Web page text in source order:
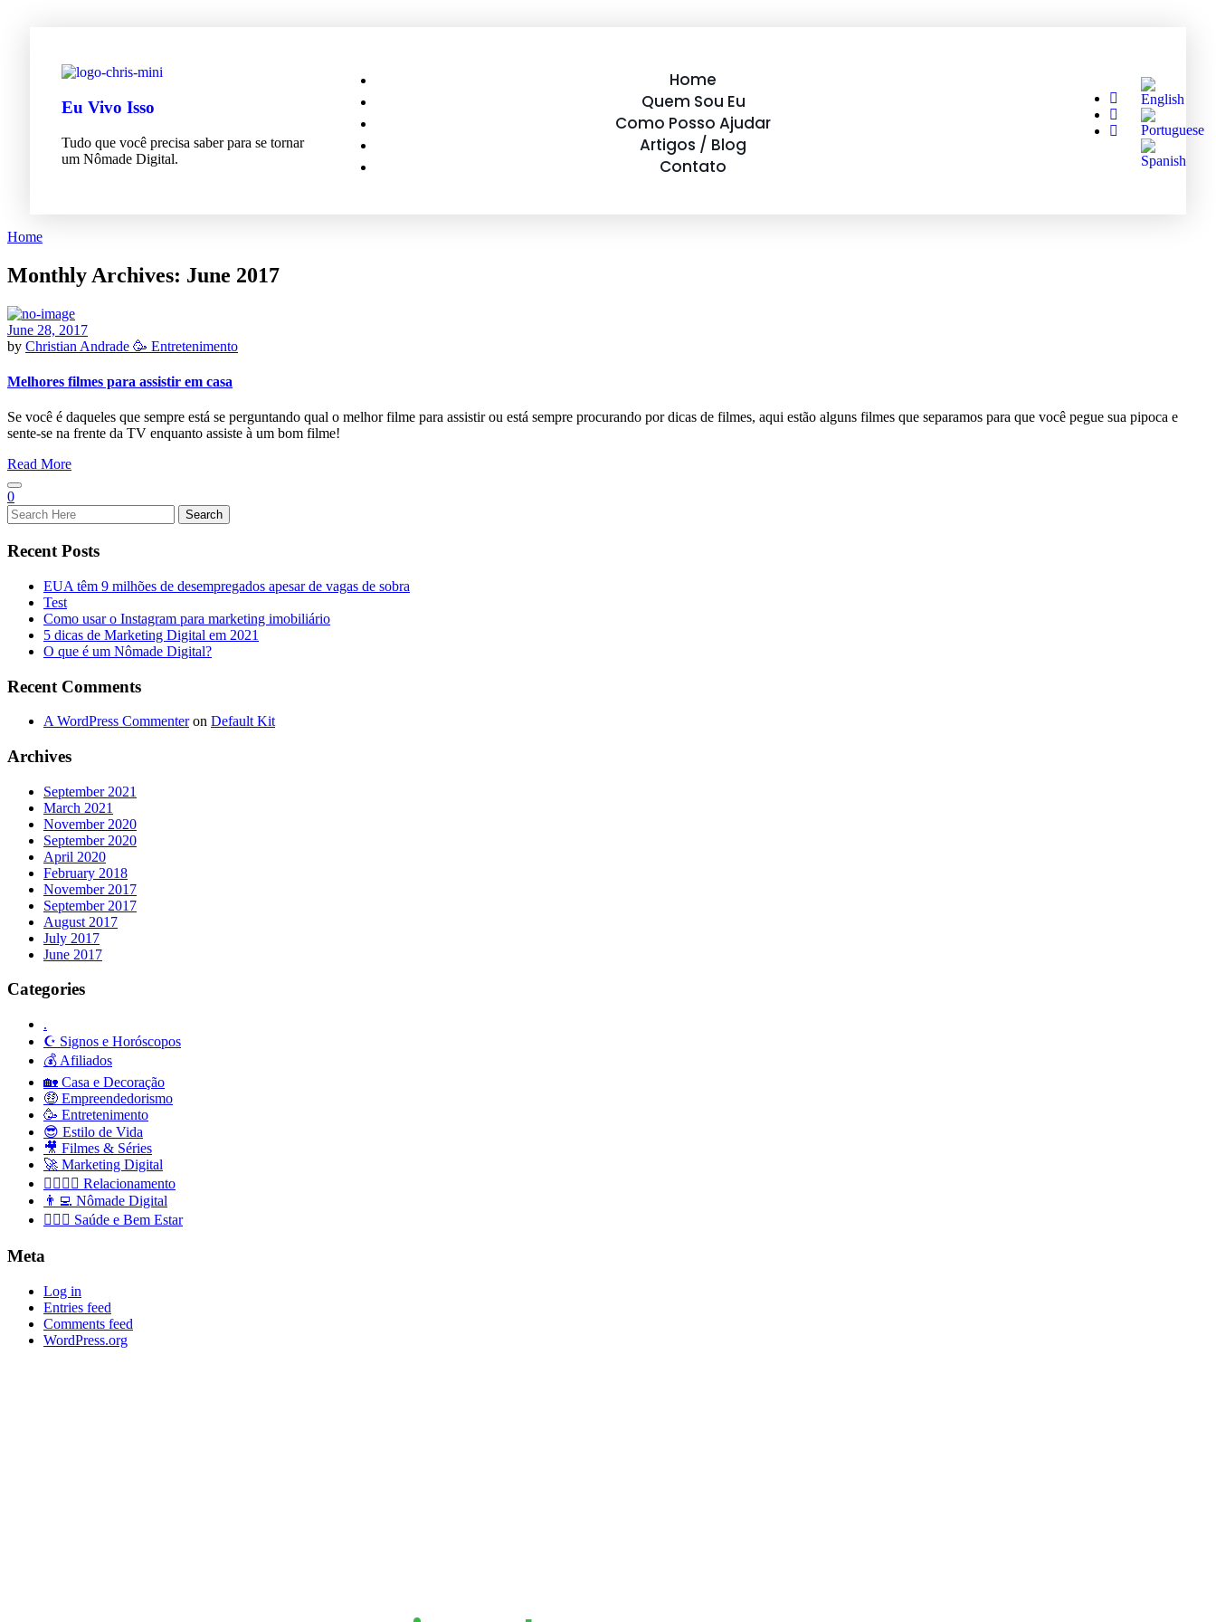
Eu Vivo Isso
Tudo que você precisa saber para se tornar
um Nômade Digital.
Home
Quem Sou Eu
Como Posso Ajudar
Artigos / Blog
Contato
Home
Monthly Archives: June 2017
June 28, 2017
by Christian Andrade 🥳 Entretenimento
Melhores filmes para assistir em casa
Se você é daqueles que sempre está se perguntando qual o melhor filme para assistir ou está sempre procurando por dicas de filmes, aqui estão alguns filmes que separamos para que você pegue sua pipoca e
sente-se na frente da TV enquanto assiste à um bom filme!
Read More
0
Recent Posts
EUA têm 9 milhões de desempregados apesar de vagas de sobra
Test
Como usar o Instagram para marketing imobiliário
5 dicas de Marketing Digital em 2021
O que é um Nômade Digital?
Recent Comments
A WordPress Commenteron Default Kit
Archives
September 2021
March 2021
November 2020
September 2020
April 2020
February 2018
November 2017
September 2017
August 2017
July 2017
June 2017
Categories
.
☪️ Signos e Horóscopos
💰 Afiliados
🏡 Casa e Decoração
🤑 Empreendedorismo
🥳 Entretenimento
😎 Estilo de Vida
🎥 Filmes & Séries
🚀 Marketing Digital
👩‍❤️‍💋‍👨 Relacionamento
👨‍💻 Nômade Digital
👨🏻‍⚕️ Saúde e Bem Estar
Meta
Log in
Entries feed
Comments feed
WordPress.org